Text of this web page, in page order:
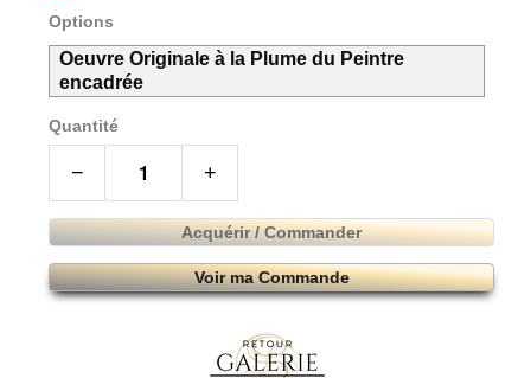
Options
Oeuvre Originale à la Plume du Peintre
encadrée
Quantité
− +
Acquérir / Commander
Voir ma Commande